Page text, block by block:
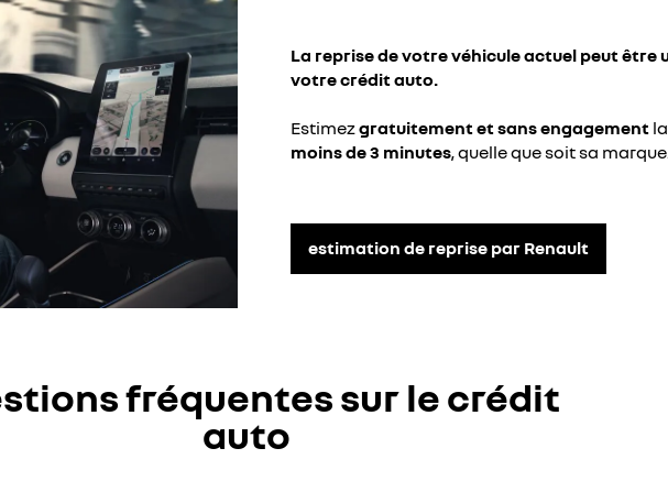
La reprise de votrevéhicule actuel peut être
votre crédit auto.
Estimezgratuitement et sans engagement
moins de 3 minutes, quelle que soit sa
estimation de reprise par Renault
fréquentes sur le crédit
auto